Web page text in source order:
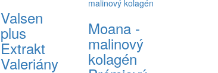
Valsen
plus
Extrakt
Valeriány
Moana -
malinový
kolagén